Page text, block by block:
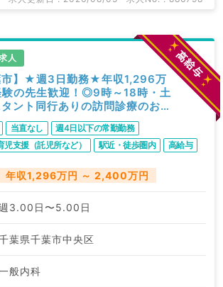
人
市】★週3日勤務★年収1,296万
の先生歓迎！◎9時～18時・土
ント同行ありの訪問診療のお仕
勤）
当直なし
週4日以下の常勤勤務
児支援（託児所など） 駅近・徒歩圏内 高給与
年収1,296万円 ～ 2,400万円
3.00日〜5.00日
葉県千葉市中央区
般内科